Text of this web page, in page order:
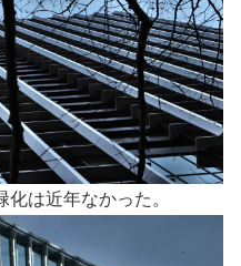
は近年なかった。